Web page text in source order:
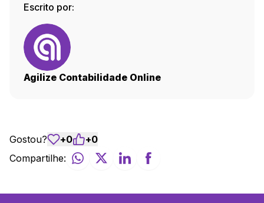
Escrito por:
Agilize Contabilidade Online
Gostou? +0 +0
Compartilhe: